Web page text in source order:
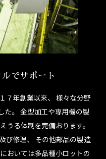
でサポート
７年創業以来、 様々な分野
た。 金型加工や専用機の製
うる体制を完備おります。
び修理、 その他部品の製造
おいては多品種小ロットの